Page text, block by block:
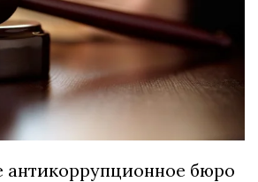
антикоррупционное бюро